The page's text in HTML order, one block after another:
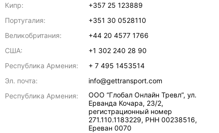
Кипр:
+357 25 123889
Португалия:
+351 30 0528110
Великобритания:
+44 20 4577 1766
США:
+1 302 240 28 90
Республика Армения:
+ 7 495 1453514
Эл. почта:
info@gettransport.com
Республика Армения:
ООО “Глобал Онлайн Тревл”, ул.
Ерванда Кочара, 23/2,
регистрационный номер
271.110.1183229, РНН 00238516,
Ереван 0070